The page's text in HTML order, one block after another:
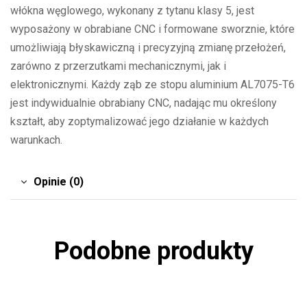
włókna węglowego, wykonany z tytanu klasy 5, jest
wyposażony w obrabiane CNC i formowane sworznie, które
umożliwiają błyskawiczną i precyzyjną zmianę przełożeń,
zarówno z przerzutkami mechanicznymi, jak i
elektronicznymi. Każdy ząb ze stopu aluminium AL7075-T6
jest indywidualnie obrabiany CNC, nadając mu określony
kształt, aby zoptymalizować jego działanie w każdych
warunkach.
Opinie (0)
Podobne produkty